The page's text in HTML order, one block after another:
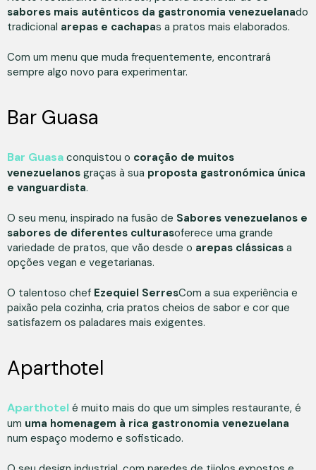
sabores mais autênticos da gastronomia venezuelanado
tradicional arepas e cachapas a pratos mais elaborados.
Com um menu que muda frequentemente, encontrará
sempre algo novo para experimentar.
Bar Guasa
Bar Guasa conquistou o coração de muitos
venezuelanos graças à sua proposta gastronómica única
e vanguardista.
O seu menu, inspirado na fusão de Sabores venezuelanos e
sabores de diferentes culturasoferece uma grande
variedade de pratos, que vão desde o arepas clássicas a
opções vegan e vegetarianas.
O talentoso chef Ezequiel SerresCom a sua experiência e
paixão pela cozinha, cria pratos cheios de sabor e cor que
satisfazem os paladares mais exigentes.
Aparthotel
Aparthotel é muito mais do que um simples restaurante, é
um uma homenagem à rica gastronomia venezuelana
num espaço moderno e sofisticado.